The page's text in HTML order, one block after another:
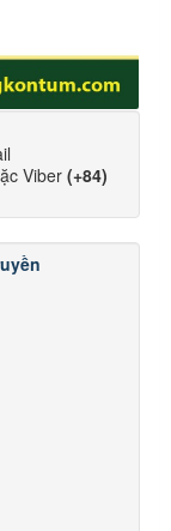
Viber(+84)